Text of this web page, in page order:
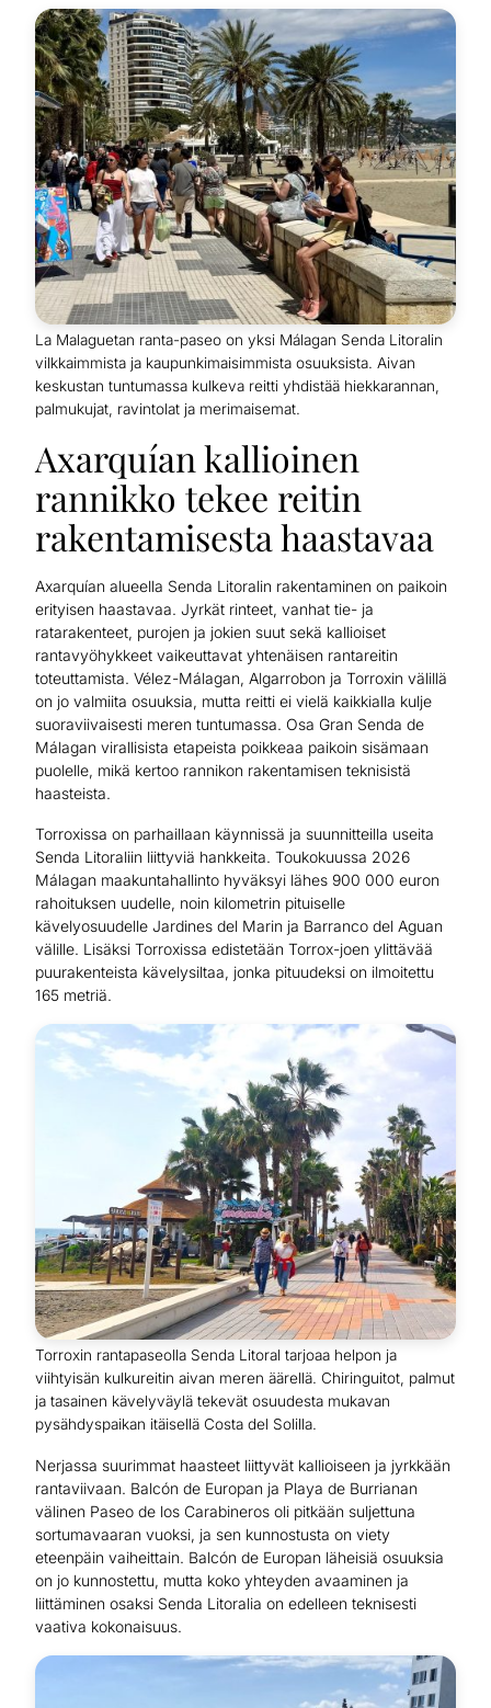
La Malaguetan ranta-paseo on yksi Málagan Senda Litoralin
vilkkaimmista ja kaupunkimaisimmista osuuksista. Aivan
keskustan tuntumassa kulkeva reitti yhdistää hiekkarannan,
palmukujat, ravintolat ja merimaisemat.
Axarquían kallioinen
rannikko tekee reitin
rakentamisesta haastavaa
Axarquían alueella Senda Litoralin rakentaminen on paikoin
erityisen haastavaa. Jyrkät rinteet, vanhat tie- ja
ratarakenteet, purojen ja jokien suut sekä kallioiset
rantavyöhykkeet vaikeuttavat yhtenäisen rantareitin
toteuttamista. Vélez-Málagan, Algarrobon ja Torroxin välillä
on jo valmiita osuuksia, mutta reitti ei vielä kaikkialla kulje
suoraviivaisesti meren tuntumassa. Osa Gran Senda de
Málagan virallisista etapeista poikkeaa paikoin sisämaan
puolelle, mikä kertoo rannikon rakentamisen teknisistä
haasteista.
Torroxissa on parhaillaan käynnissä ja suunnitteilla useita
Senda Litoraliin liittyviä hankkeita. Toukokuussa 2026
Málagan maakuntahallinto hyväksyi lähes 900 000 euron
rahoituksen uudelle, noin kilometrin pituiselle
kävelyosuudelle Jardines del Marin ja Barranco del Aguan
välille. Lisäksi Torroxissa edistetään Torrox-joen ylittävää
puurakenteista kävelysiltaa, jonka pituudeksi on ilmoitettu
165 metriä.
Torroxin rantapaseolla Senda Litoral tarjoaa helpon ja
viihtyisän kulkureitin aivan meren äärellä. Chiringuitot, palmut
ja tasainen kävelyväylä tekevät osuudesta mukavan
pysähdyspaikan itäisellä Costa del Solilla.
Nerjassa suurimmat haasteet liittyvät kallioiseen ja jyrkkään
rantaviivaan. Balcón de Europan ja Playa de Burrianan
välinen Paseo de los Carabineros oli pitkään suljettuna
sortumavaaran vuoksi, ja sen kunnostusta on viety
eteenpäin vaiheittain. Balcón de Europan läheisiä osuuksia
on jo kunnostettu, mutta koko yhteyden avaaminen ja
liittäminen osaksi Senda Litoralia on edelleen teknisesti
vaativa kokonaisuus.